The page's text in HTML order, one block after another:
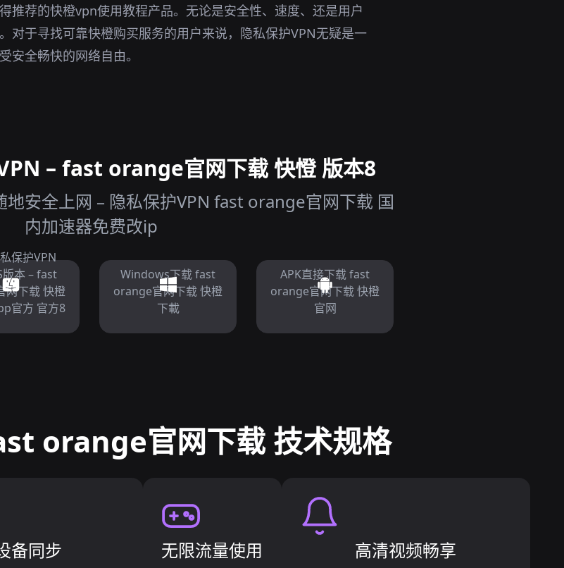
推荐的快橙vpn使用教程产品。无论是安全性、速度、还是用户
对于寻找可靠快橙购买服务的用户来说，隐私保护VPN无疑是一
安全畅快的网络自由。
– fast orange官网下载 快憕 版本8
安全上网 – 隐私保护VPN fast orange官网下载 国
内加速器免费改ip
保护VPN
版本 – fast
网下载 快橙
官方 官方8
Windows下载 fast
orange官网下载 快橙
下載
APK直接下载 fast
orange官网下载 快橙
官网
orange官网下载 技术规格
备同步 无限流量使用 高清视频畅享